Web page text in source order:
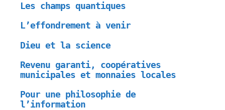
Les champs quantiques
L’effondrement à venir
Dieu et la science
Revenu garanti, coopératives
municipales et monnaies locales
Pour une philosophie de
l’information